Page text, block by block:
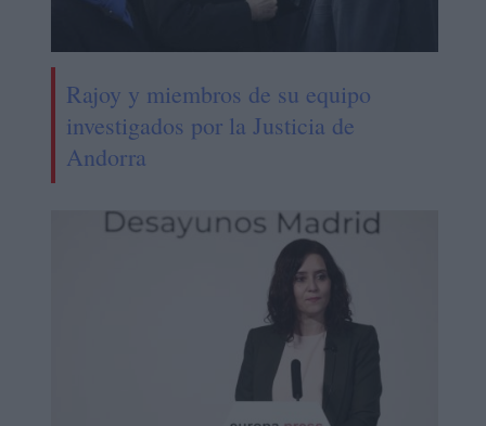
Rajoy y miembros de su equipo
investigados por la Justicia de
Andorra